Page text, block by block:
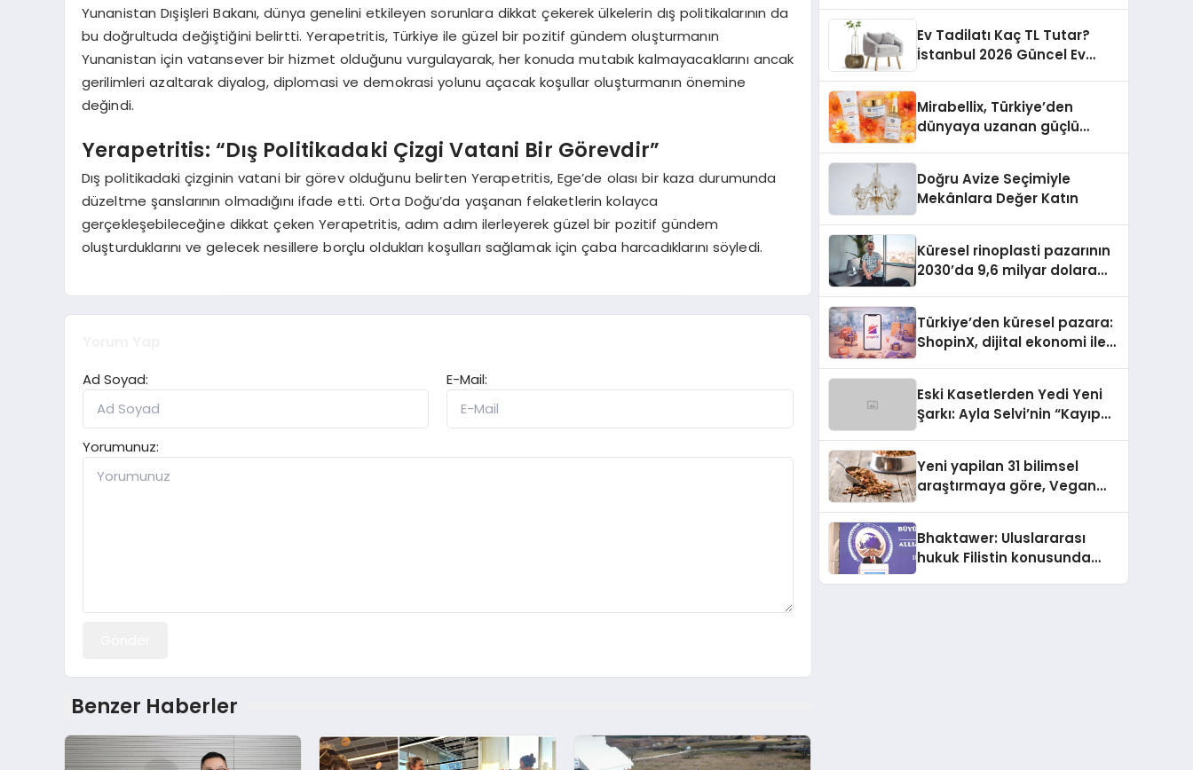
Yunanistan Dışişleri Bakanı, dünya genelini etkileyen sorunlara dikkat çekerek ülkelerin dış politikalarının da
bu doğrultuda değiştiğini belirtti. Yerapetritis, Türkiye ile güzel bir pozitif gündem oluşturmanın
Yunanistan için vatansever bir hizmet olduğunu vurgulayarak, her konuda mutabık kalmayacaklarını ancak
gerilimleri azaltarak diyalog, diplomasi ve demokrasi yolunu açacak koşullar oluşturmanın önemine
değindi.
Yerapetritis: “Dış Politikadaki Çizgi Vatani Bir Görevdir”
Dış politikadaki çizginin vatani bir görev olduğunu belirten Yerapetritis, Ege’de olası bir kaza durumunda
düzeltme şanslarının olmadığını ifade etti. Orta Doğu’da yaşanan felaketlerin kolayca
gerçekleşebileceğine dikkat çeken Yerapetritis, adım adım ilerleyerek güzel bir pozitif gündem
oluşturduklarını ve gelecek nesillere borçlu oldukları koşulları sağlamak için çaba harcadıklarını söyledi.
Ad Soyad:
E-Mail:
Yorumunuz:
Benzer Haberler
Ev Tadilatı Kaç TL Tutar?
İstanbul 2026 Güncel Ev
Mirabellix, Türkiye’den
dünyaya uzanan güçlü
Doğru Avize Seçimiyle
Mekânlara Değer Katın
Küresel rinoplasti pazarının
2030’da 9,6 milyar dolara
Türkiye’den küresel pazara:
ShopinX, dijital ekonomi ile
Eski Kasetlerden Yedi Yeni
Şarkı: Ayla Selvi’nin “Kayıp
Yeni yapilan 31 bilimsel
araştırmaya göre, Vegan
Sindirildiğini Ortaya Koydu
Bhaktawer: Uluslararası
hukuk Filistin konusunda